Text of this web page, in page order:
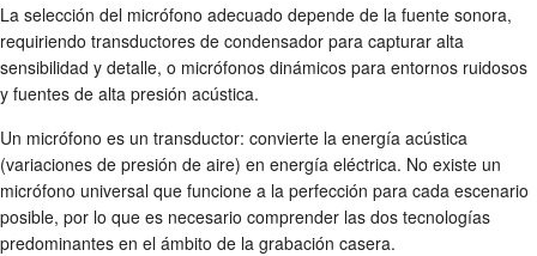
La selección del micrófono adecuado depende de la fuente sonora,
requiriendo transductores de condensador para capturar alta
sensibilidad y detalle, o micrófonos dinámicos para entornos ruidosos
y fuentes de alta presión acústica.
Un micrófono es un transductor: convierte la energía acústica
(variaciones de presión de aire) en energía eléctrica. No existe un
micrófono universal que funcione a la perfección para cada escenario
posible, por lo que es necesario comprender las dos tecnologías
predominantes en el ámbito de la grabación casera.